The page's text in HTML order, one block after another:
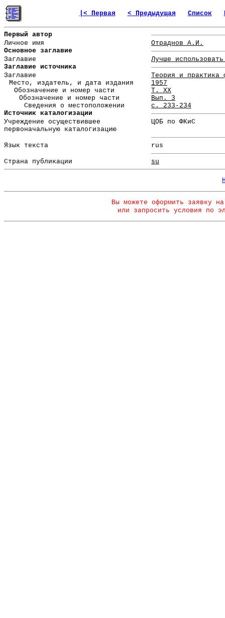
|< Первая < Предыдущая Список
Первый автор
Личное имя
Отраднов А.И.
Основное заглавие
Заглавие
Лучше
Заглавие источника
Заглавие
Теория и практика
Место, издатель, и дата издания
1957
Обозначение и номер части
Т. XX
Обозначение и номер части
Вып. 3
Сведения о местоположении
с. 233-234
Источник каталогизации
Учреждение осуществившее
первоначальную каталогизацию
ЦОБ по ФКиС
Язык текста rus
Страна публикации su
Вы можете оформить заявку
или запросить условия по